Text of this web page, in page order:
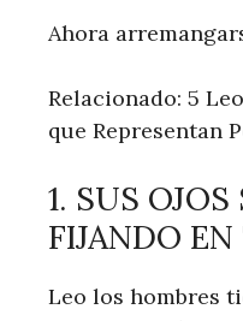
Ahora
Relacionado: 5
que Representan
1. SUS
FIJANDO
Leo los hombres